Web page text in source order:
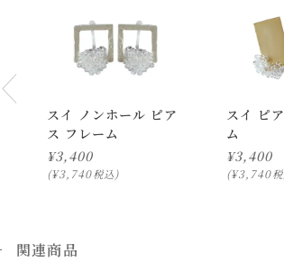
方法に関しては「
スイ ノンホール ピア
ス フレーム
¥3,400
¥3,740税込
スイ ピ
ム
¥3,400
¥3,740
関連商品